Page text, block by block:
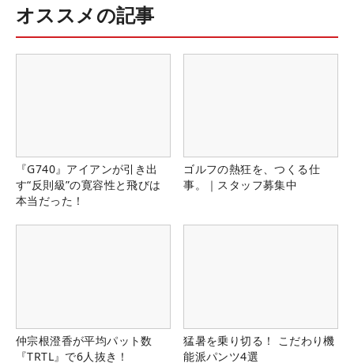
オススメの記事
『G740』アイアンが引き出
す“反則級”の寛容性と飛びは
本当だった！
ゴルフの熱狂を、つくる仕
事。｜スタッフ募集中
仲宗根澄香が平均パット数
『TRTL』で6人抜き！
猛暑を乗り切る！ こだわり機
能派パンツ4選